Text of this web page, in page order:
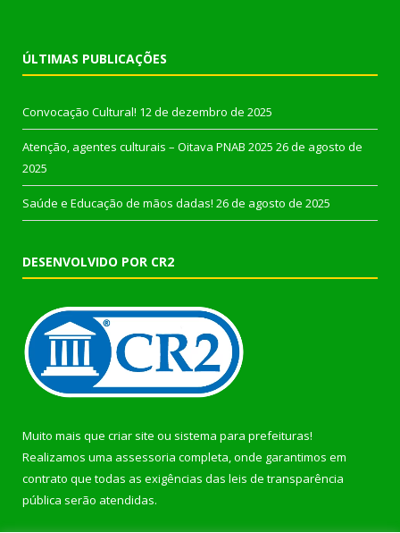
ÚLTIMAS PUBLICAÇÕES
Convocação Cultural! 12 de dezembro de 2025
Atenção, agentes culturais – Oitava PNAB 2025 26 de agosto de
2025
Saúde e Educação de mãos dadas! 26 de agosto de 2025
DESENVOLVIDO POR CR2
Muito mais que criar site ou sistema para prefeituras!
Realizamos uma assessoria completa, onde garantimos em
contrato que todas as exigências das leis de transparência
pública serão atendidas.